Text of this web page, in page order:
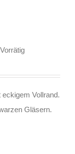
Vorrätig
Vollrand.
Gläsern.